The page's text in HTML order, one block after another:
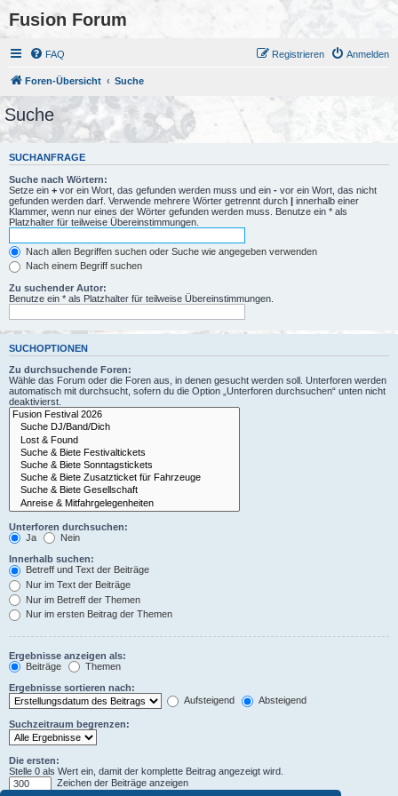
Fusion Forum
FAQ Anmelden
Registrieren
Foren-Übersicht Suche
Suche
SUCHANFRAGE
Suche nach Wörtern:
Setze ein + vor ein Wort, das gefunden werden muss und ein - vor ein Wort, das nicht
gefunden werden darf. Verwende mehrere Wörter getrennt durch | innerhalb einer
Klammer, wenn nur eines der Wörter gefunden werden muss. Benutze ein * als
Platzhalter für teilweise Übereinstimmungen.
Nach allen Begriffen suchen oder Suche wie angegeben verwenden
Nach einem Begriff suchen
Zu suchender Autor:
Benutze ein * als Platzhalter für teilweise Übereinstimmungen.
SUCHOPTIONEN
Zu durchsuchende Foren:
Wähle das Forum oder die Foren aus, in denen gesucht werden soll. Unterforen werden
automatisch mit durchsucht, sofern du die Option „Unterforen durchsuchen“ unten nicht
deaktivierst.
Unterforen durchsuchen:
Ja
Nein
Innerhalb suchen:
Betreff und Text der Beiträge
Nur im Text der Beiträge
Nur im Betreff der Themen
Nur im ersten Beitrag der Themen
Ergebnisse anzeigen als:
Beiträge
Themen
Ergebnisse sortieren nach:
Aufsteigend
Absteigend
Suchzeitraum begrenzen:
Die ersten:
Stelle 0 als Wert ein, damit der komplette Beitrag angezeigt wird.
Zeichen der Beiträge anzeigen